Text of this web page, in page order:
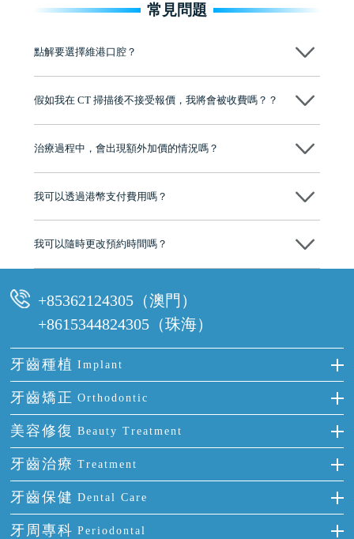
常見問題
點解要選擇維港口腔？
牌」、「2025香港企業領袖品牌」，是諾貝爾種植系統全球放心植牙中
至今已服務超過三十個國家和地區的顧客，受到粵港澳大灣區及周邊城
有咨詢及服務保障中心，有任何問題都可以隨時預約免費咨詢，讓人十
假如我在 CT 掃描後不接受報價，我將會被收費嗎？？
治療過程中，會出現額外加價的情況嗎？
我可以透過港幣支付費用嗎？
可以。維港口腔會按照當日匯率轉算收取費用，而匯率會及時告知客人
我可以隨時更改預約時間嗎？
+85362124305（澳門）
+8615344824305（珠海）
牙齒種植 Implant
種牙
單顆牙缺失
門牙缺失
多顆牙缺失
半口缺失
全口缺失
牙齒矯正 Orthodontic
隱形箍牙
前牙反頜
牙齒擁擠
牙齒前突
美容修復 Beauty Treatment
全瓷牙
烤瓷牙
氟斑牙
牙齒治療 Treatment
補牙
智齒
牙齒保健 Dental Care
正確刷牙
牙周專科 Periodontal